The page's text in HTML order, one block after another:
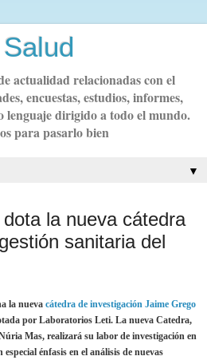
actualidad relacionadas con el
encuestas, estudios, informes,
lenguaje dirigido a todo el mundo.
para pasarlo bien
▼
la nueva cátedra
sanitaria del
la nueva cátedra de investigación Jaime Grego
por Laboratorios Leti. La nueva Catedra,
Mas, realizará su labor de investigación en
énfasis en el análisis de nuevas